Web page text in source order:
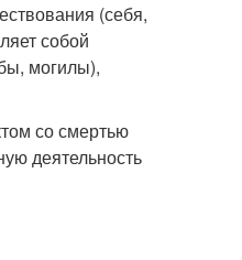
(себя,
собой
могилы),
со смертью
деятельность